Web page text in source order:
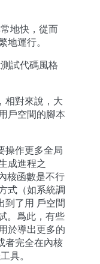
地快，從而
地運行。
試代碼風格
相對來說，大
戶空間的腳本
操作更多全局
成進程之
核函數是不行
式（如系統調
到了用 戶空間
。爲此，有些
於導出更多的
者完全在內核
具。